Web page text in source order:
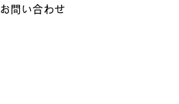
お問い合わせ